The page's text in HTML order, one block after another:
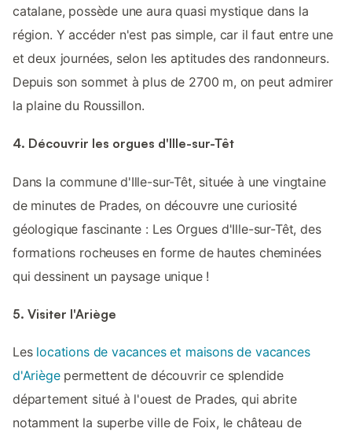
catalane, possède une aura quasi mystique dans la
région. Y accéder n'est pas simple, car il faut entre une
et deux journées, selon les aptitudes des randonneurs.
Depuis son sommet à plus de 2700 m, on peut admirer
la plaine du Roussillon.
4. Découvrir les orgues d'Ille-sur-Têt
Dans la commune d'Ille-sur-Têt, située à une vingtaine
de minutes de Prades, on découvre une curiosité
géologique fascinante : Les Orgues d'Ille-sur-Têt, des
formations rocheuses en forme de hautes cheminées
qui dessinent un paysage unique !
5. Visiter l'Ariège
Les locations de vacances et maisons de vacances
d'Ariègepermettent de découvrir ce splendide
département situé à l'ouest de Prades, qui abrite
notamment la superbe ville de Foix, le château de